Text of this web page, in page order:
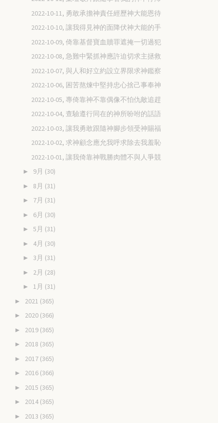
2022-10-11, 勇敢承擔神責任經歷神大能恩待
2022-10-10, 讓我得見神的面降伏神大能的手
2022-10-09, 倚靠基督寶血贖罪遮掩一切過犯
2022-10-08, 急難中緊抓神應許迫切求主拯救
2022-10-07, 與人和好立約設立界限求神鑑察
2022-10-06, 困苦熬煉中堅持忠心捨己事奉神
2022-10-05, 專倚靠神不靠偶像不怕仇敵追趕
2022-10-04, 查驗遵行同在的神所吩咐的話語
2022-10-03, 讓我勇敢跟隨神腳步領受神賜福
2022-10-02, 求神顧念應允我呼求除去我羞恥
2022-10-01, 讓我倚靠神戰勝肉體不與人爭競
► 9月 (30)
► 8月 (31)
► 7月 (31)
► 6月 (30)
► 5月 (31)
► 4月 (30)
► 3月 (31)
► 2月 (28)
► 1月 (31)
► 2021 (365)
► 2020 (366)
► 2019 (365)
► 2018 (365)
► 2017 (365)
► 2016 (366)
► 2015 (365)
► 2014 (365)
► 2013 (365)